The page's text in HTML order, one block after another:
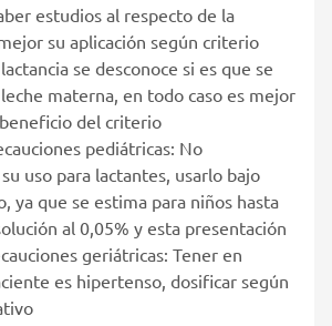
estudios al respecto de la
su aplicación según criterio
se desconoce si es que se
materna, en todo caso es mejor
del criterio
pediátricas: No
uso para lactantes, usarlo bajo
ya que se estima para niños hasta
al 0,05% y esta presentación
geriátricas: Tener en
es hipertenso, dosificar según